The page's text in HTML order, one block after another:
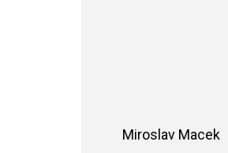
Miroslav Macek